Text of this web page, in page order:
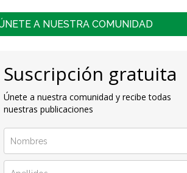
A NUESTRA COMUNIDAD
Suscripción gratuita
Únete a nuestra comunidad y recibe todas
nuestras publicaciones